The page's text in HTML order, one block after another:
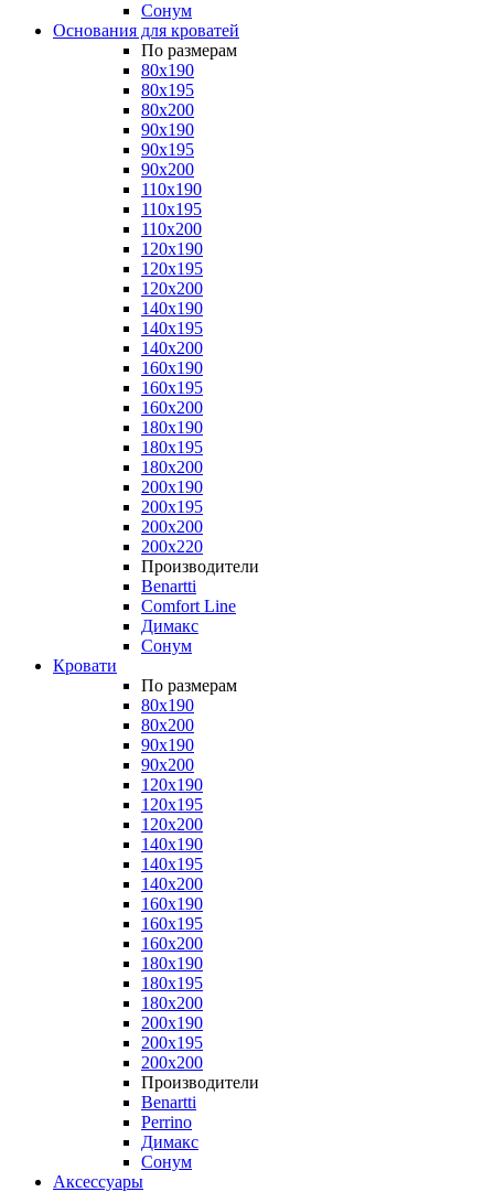
Сонум
Основания для кроватей
По размерам
80x190
80x195
80x200
90x190
90x195
90x200
110x190
110x195
110x200
120x190
120x195
120x200
140x190
140x195
140x200
160x190
160x195
160x200
180x190
180x195
180x200
200x190
200x195
200x200
200x220
Производители
Benartti
Comfort Line
Димакс
Сонум
Кровати
По размерам
80x190
80x200
90x190
90x200
120x190
120x195
120x200
140x190
140x195
140x200
160x190
160x195
160x200
180x190
180x195
180x200
200x190
200x195
200x200
Производители
Benartti
Perrino
Димакс
Сонум
Аксессуары